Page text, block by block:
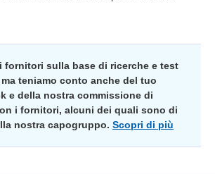
fornitori sulla base di ricerche e test
teniamo conto anche del tuo
e della nostra commissione di
i fornitori, alcuni dei quali sono di
nostra capogruppo. Scopri di più